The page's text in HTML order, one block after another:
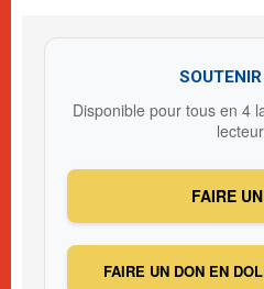
Disponible pour tous en 4
FAIRE
FAIRE UN DON EN